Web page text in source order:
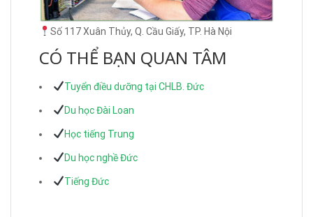
Số 117 Xuân Thủy, Q. Cầu Giấy, TP. Hà Nội
CÓ THỂ BẠN QUAN TÂM
Tuyển điều dưỡng tại CHLB. Đức
Du học Đài Loan
Học tiếng Trung
Du học nghề Đức
Tiếng Đức